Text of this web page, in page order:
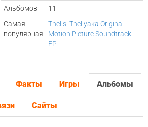
Альбомов
11
Самая
популярная
Thelisi Theliyaka Original
Motion Picture Soundtrack -
EP
Факты Игры Альбомы
Сайты